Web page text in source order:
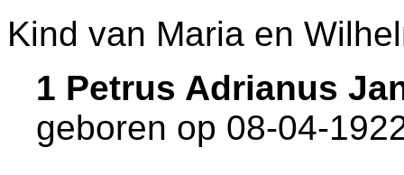
Kind van Maria en
1 Petrus Adrianus
geboren op 08-04-